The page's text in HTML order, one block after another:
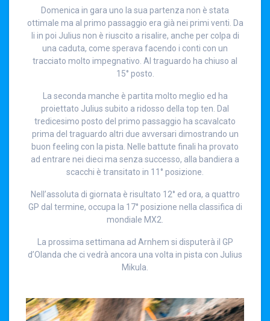
Domenica in gara uno la sua partenza non è stata
ottimale ma al primo passaggio era già nei primi venti. Da
li in poi Julius non è riuscito a risalire, anche per colpa di
una caduta, come sperava facendo i conti con un
tracciato molto impegnativo. Al traguardo ha chiuso al
15° posto.
La seconda manche è partita molto meglio ed ha
proiettato Julius subito a ridosso della top ten. Dal
tredicesimo posto del primo passaggio ha scavalcato
prima del traguardo altri due avversari dimostrando un
buon feeling con la pista. Nelle battute finali ha provato
ad entrare nei dieci ma senza successo, alla bandiera a
scacchi è transitato in 11° posizione.
Nell’assoluta di giornata è risultato 12° ed ora, a quattro
GP dal termine, occupa la 17° posizione nella classifica di
mondiale MX2.
La prossima settimana ad Arnhem si disputerà il GP
d’Olanda che ci vedrà ancora una volta in pista con Julius
Mikula.